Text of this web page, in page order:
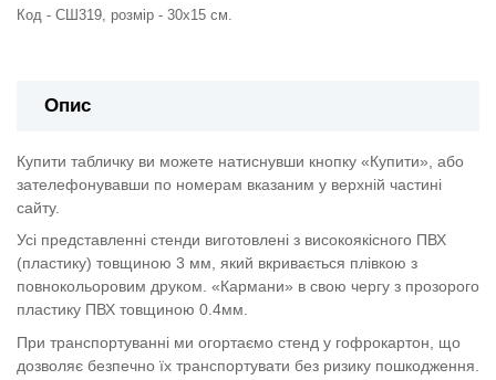
Код - СШ319, розмір - 30х15 см.
Опис
Купити табличку ви можете натиснувши кнопку «Купити», або
зателефонувавши по номерам вказаним у верхній частині
сайту.
Усі представленні стенди виготовлені з високоякісного ПВХ
(пластику) товщиною 3 мм, який вкривається плівкою з
повнокольоровим друком. «Кармани» в свою чергу з прозорого
пластику ПВХ товщиною 0.4мм.
При транспортуванні ми огортаємо стенд у гофрокартон, що
дозволяє безпечно їх транспортувати без ризику пошкодження.